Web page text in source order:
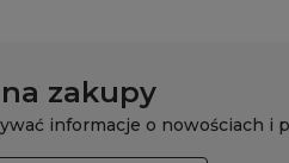
zakupy
informacje o nowościach i